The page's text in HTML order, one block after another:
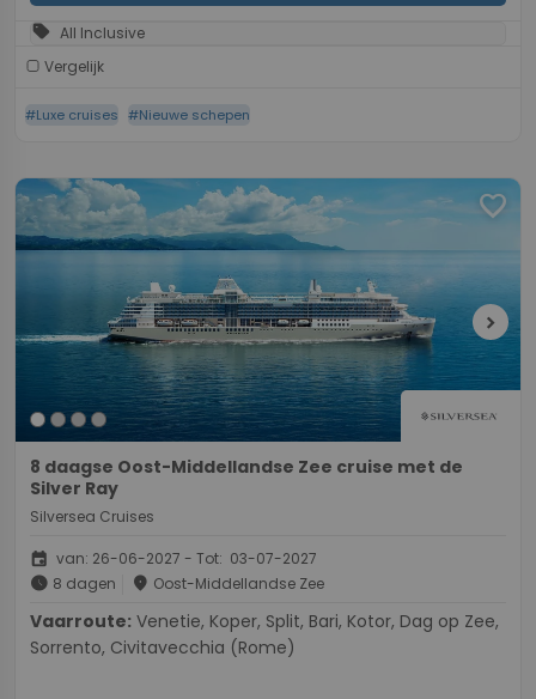
sell All Inclusive
Vergelijk
#Luxe cruises #Nieuwe schepen
favorite
chevron_right
8 daagse Oost-Middellandse Zee cruise met de
Silver Ray
Silversea Cruises
event van: 26-06-2027 - Tot: 03-07-2027
schedule 8 dagen place Oost-Middellandse Zee
Vaarroute:
Sorrento, Civitavecchia (Rome)